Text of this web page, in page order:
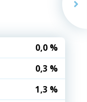
0,0 %
0,3 %
1,3 %